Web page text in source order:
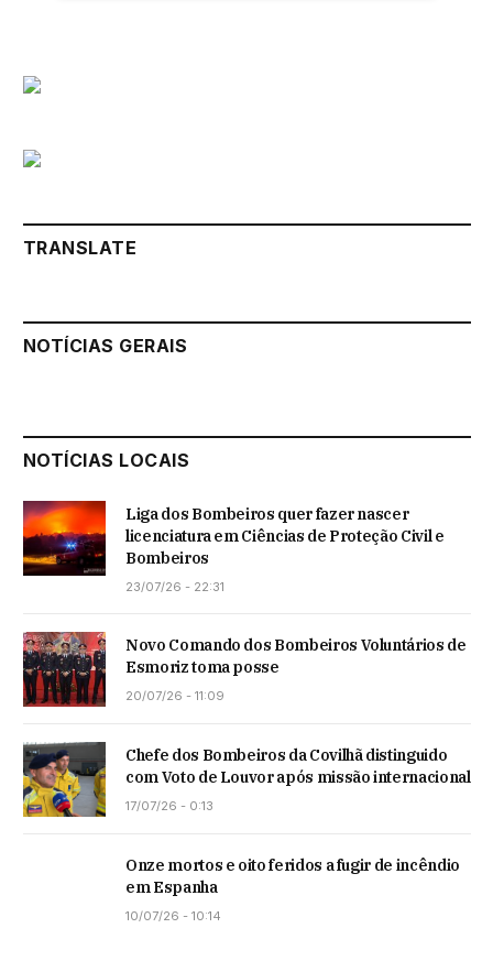
TRANSLATE
NOTÍCIAS GERAIS
NOTÍCIAS LOCAIS
Liga dos Bombeiros quer fazer nascer
licenciatura em Ciências de Proteção Civil e
Bombeiros
23/07/26 - 22:31
Novo Comando dos Bombeiros Voluntários de
Esmoriz toma posse
20/07/26 - 11:09
Chefe dos Bombeiros da Covilhã distinguido
com Voto de Louvor após missão internacional
17/07/26 - 0:13
Onze mortos e oito feridos a fugir de incêndio
em Espanha
10/07/26 - 10:14